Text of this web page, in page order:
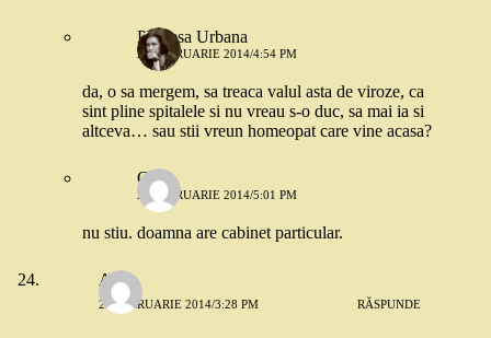
Printesa Urbana
26 FEBRUARIE 2014/4:54 PM
da, o sa mergem, sa treaca valul asta de viroze, ca
sint pline spitalele si nu vreau s-o duc, sa mai ia si
altceva… sau stii vreun homeopat care vine acasa?
Cris
26 FEBRUARIE 2014/5:01 PM
nu stiu. doamna are cabinet particular.
Alina
26 FEBRUARIE 2014/3:28 PM RĂSPUNDE